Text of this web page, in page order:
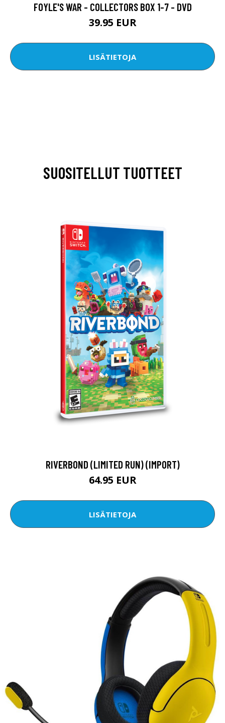
FOYLE'S WAR - COLLECTORS BOX 1-7 - DVD
39.95 EUR
LISÄTIETOJA
SUOSITELLUT TUOTTEET
RIVERBOND (LIMITED RUN) (IMPORT)
64.95 EUR
LISÄTIETOJA